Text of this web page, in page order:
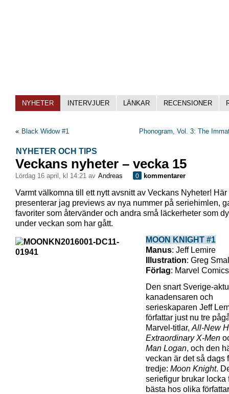
NYHETER INTERVJUER LÄNKAR RECENSIONER
« Black Widow #1 Phonogram, Vol. 3: The
NYHETER OCH TIPS
Veckans nyheter – vecka 15
lördag 16 april, kl 14:21 av Andreas 0 kommentarer
Varmt välkomna till ett nytt avsnitt av Veckans Nyheter! Här
presenterar jag previews av nya nummer på seriehimlen,
favoriter som återvänder och andra små läckerheter som
under veckan som har gått.
MOON KNIGHT #1
Manus: Jeff Lemire
Illustration: Greg
Förlag: Marvel Comics
Den snart Sverige-
kanadensaren och
serieskaparen Jeff
författar just nu tre
Marvel-titlar, All-New
Extraordinary X-Men
Man Logan, och den
veckan är det så dags
tredje: Moon Knight.
seriefigur brukar locka
bästa hos olika